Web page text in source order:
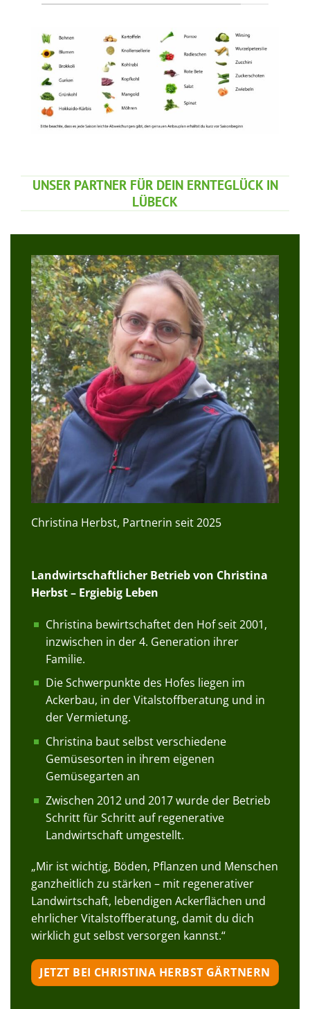
UNSER PARTNER FÜR DEIN ERNTEGLÜCK IN
LÜBECK
Christina Herbst, Partnerin seit 2025
Landwirtschaftlicher Betrieb von Christina
Herbst – Ergiebig Leben
Christina bewirtschaftet den Hof seit 2001,
inzwischen in der 4. Generation ihrer
Familie.
Die Schwerpunkte des Hofes liegen im
Ackerbau, in der Vitalstoffberatung und in
der Vermietung.
Christina baut selbst verschiedene
Gemüsesorten in ihrem eigenen
Gemüsegarten an
Zwischen 2012 und 2017 wurde der Betrieb
Schritt für Schritt auf regenerative
Landwirtschaft umgestellt.
„Mir ist wichtig, Böden, Pflanzen und Menschen
ganzheitlich zu stärken – mit regenerativer
Landwirtschaft, lebendigen Ackerflächen und
ehrlicher Vitalstoffberatung, damit du dich
wirklich gut selbst versorgen kannst.“
JETZT BEI CHRISTINA HERBST GÄRTNERN